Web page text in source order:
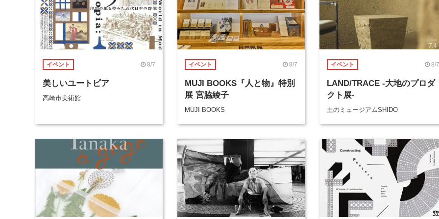
イベント 8/7
美しいユートピア
高崎市美術館
イベント 8/7
MUJI BOOKS『人と物』特別
展 宮脇綾子
MUJI BOOKS
イベント 8/7
LAND/TRACE -大地のプロダ
クト展-
土のミュージアムSHIDO